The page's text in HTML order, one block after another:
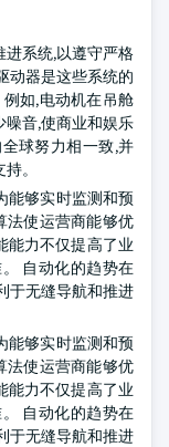
系统,以遵守严格
动器是这些系统的
如,电动机在吊舱
音,使商业和娱乐
球努力相一致,并
。
能够实时监测和预
法使运营商能够优
能力不仅提高了业
自动化的趋势在
于无缝导航和推进
能够实时监测和预
法使运营商能够优
能力不仅提高了业
自动化的趋势在
于无缝导航和推进